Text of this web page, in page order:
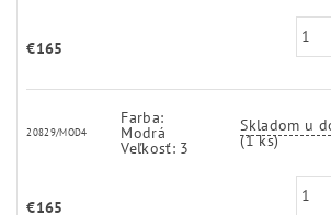
€165
20829/MOD4
Farba:
Modrá
Veľkosť: 3
Skladom u
(1 ks)
€165